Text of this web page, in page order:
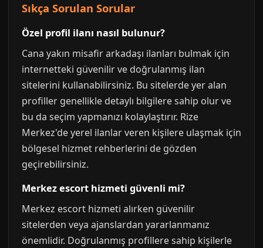
Sıkça Sorulan Sorular
Özel profil ilanı nasıl bulunur?
Cana yakın misafir arkadaşı ilanları bulmak için
internetteki güvenilir ve doğrulanmış ilan
sitelerini kullanabilirsiniz. Bu sitelerde yer alan
profiller genellikle detaylı bilgilere sahip olur ve
bu da seçim yapmanızı kolaylaştırır. Rize
Merkez'de yerel ilanlar veren kişilere ulaşmak için
bölgesel hizmet rehberlerini de gözden
geçirebilirsiniz.
Merkez escort hizmeti güvenli mi?
Merkez escort hizmeti alırken güvenilir
sitelerden veya ajanslardan yararlanmanız
önemlidir. Doğrulanmış profillere sahip kişilerle